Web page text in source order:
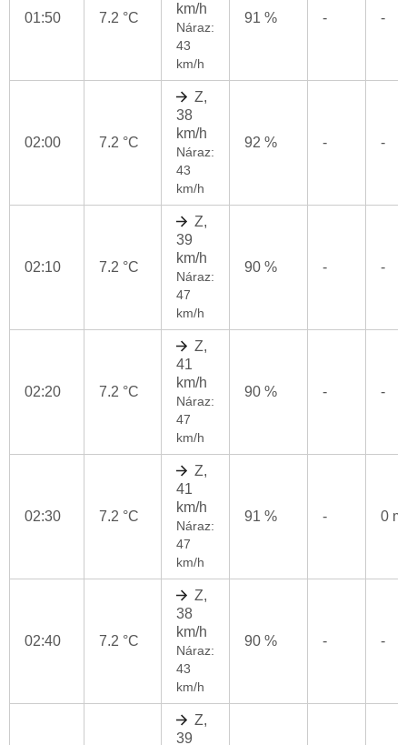
01:50 7.2 °C
km/h
Náraz:
43
km/h
91 % - -
02:00 7.2 °C
Z,
38
km/h
Náraz:
43
km/h
92 % - -
02:10 7.2 °C
Z,
39
km/h
Náraz:
47
km/h
90 % - -
02:20 7.2 °C
Z,
41
km/h
Náraz:
47
km/h
90 % - -
02:30 7.2 °C
Z,
41
km/h
Náraz:
47
km/h
91 % - 0
02:40 7.2 °C
Z,
38
km/h
Náraz:
43
km/h
90 % - -
Z,
39